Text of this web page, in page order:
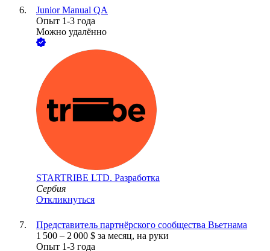
Junior Manual QA
Опыт 1-3 года
Можно удалённо
STARTRIBE LTD. Разработка
Сербия
Откликнуться
Представитель партнёрского сообщества Вьетнама
1 500 – 2 000 $ за месяц, на руки
Опыт 1-3 года